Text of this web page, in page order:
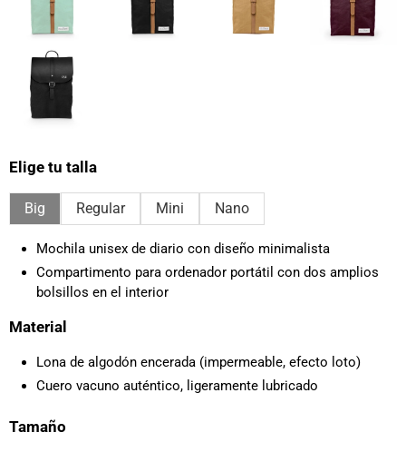
Elige tu talla
Big Regular Mini Nano
Mochila unisex de diario con diseño minimalista
Compartimento para ordenador portátil con dos amplios
bolsillos en el interior
Material
Lona de algodón encerada (impermeable, efecto loto)
Cuero vacuno auténtico, ligeramente lubricado
Tamaño